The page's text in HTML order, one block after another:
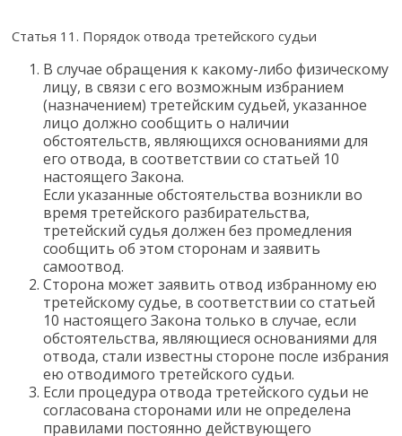
Статья 11. Порядок отвода третейского судьи
В случае обращения к какому-либо физическому
лицу, в связи с его возможным избранием
(назначением) третейским судьей, указанное
лицо должно сообщить о наличии
обстоятельств, являющихся основаниями для
его отвода, в соответствии со статьей 10
настоящего Закона.
Если указанные обстоятельства возникли во
время третейского разбирательства,
третейский судья должен без промедления
сообщить об этом сторонам и заявить
самоотвод.
Сторона может заявить отвод избранному ею
третейскому судье, в соответствии со статьей
10 настоящего Закона только в случае, если
обстоятельства, являющиеся основаниями для
отвода, стали известны стороне после избрания
ею отводимого третейского судьи.
Если процедура отвода третейского судьи не
согласована сторонами или не определена
правилами постоянно действующего